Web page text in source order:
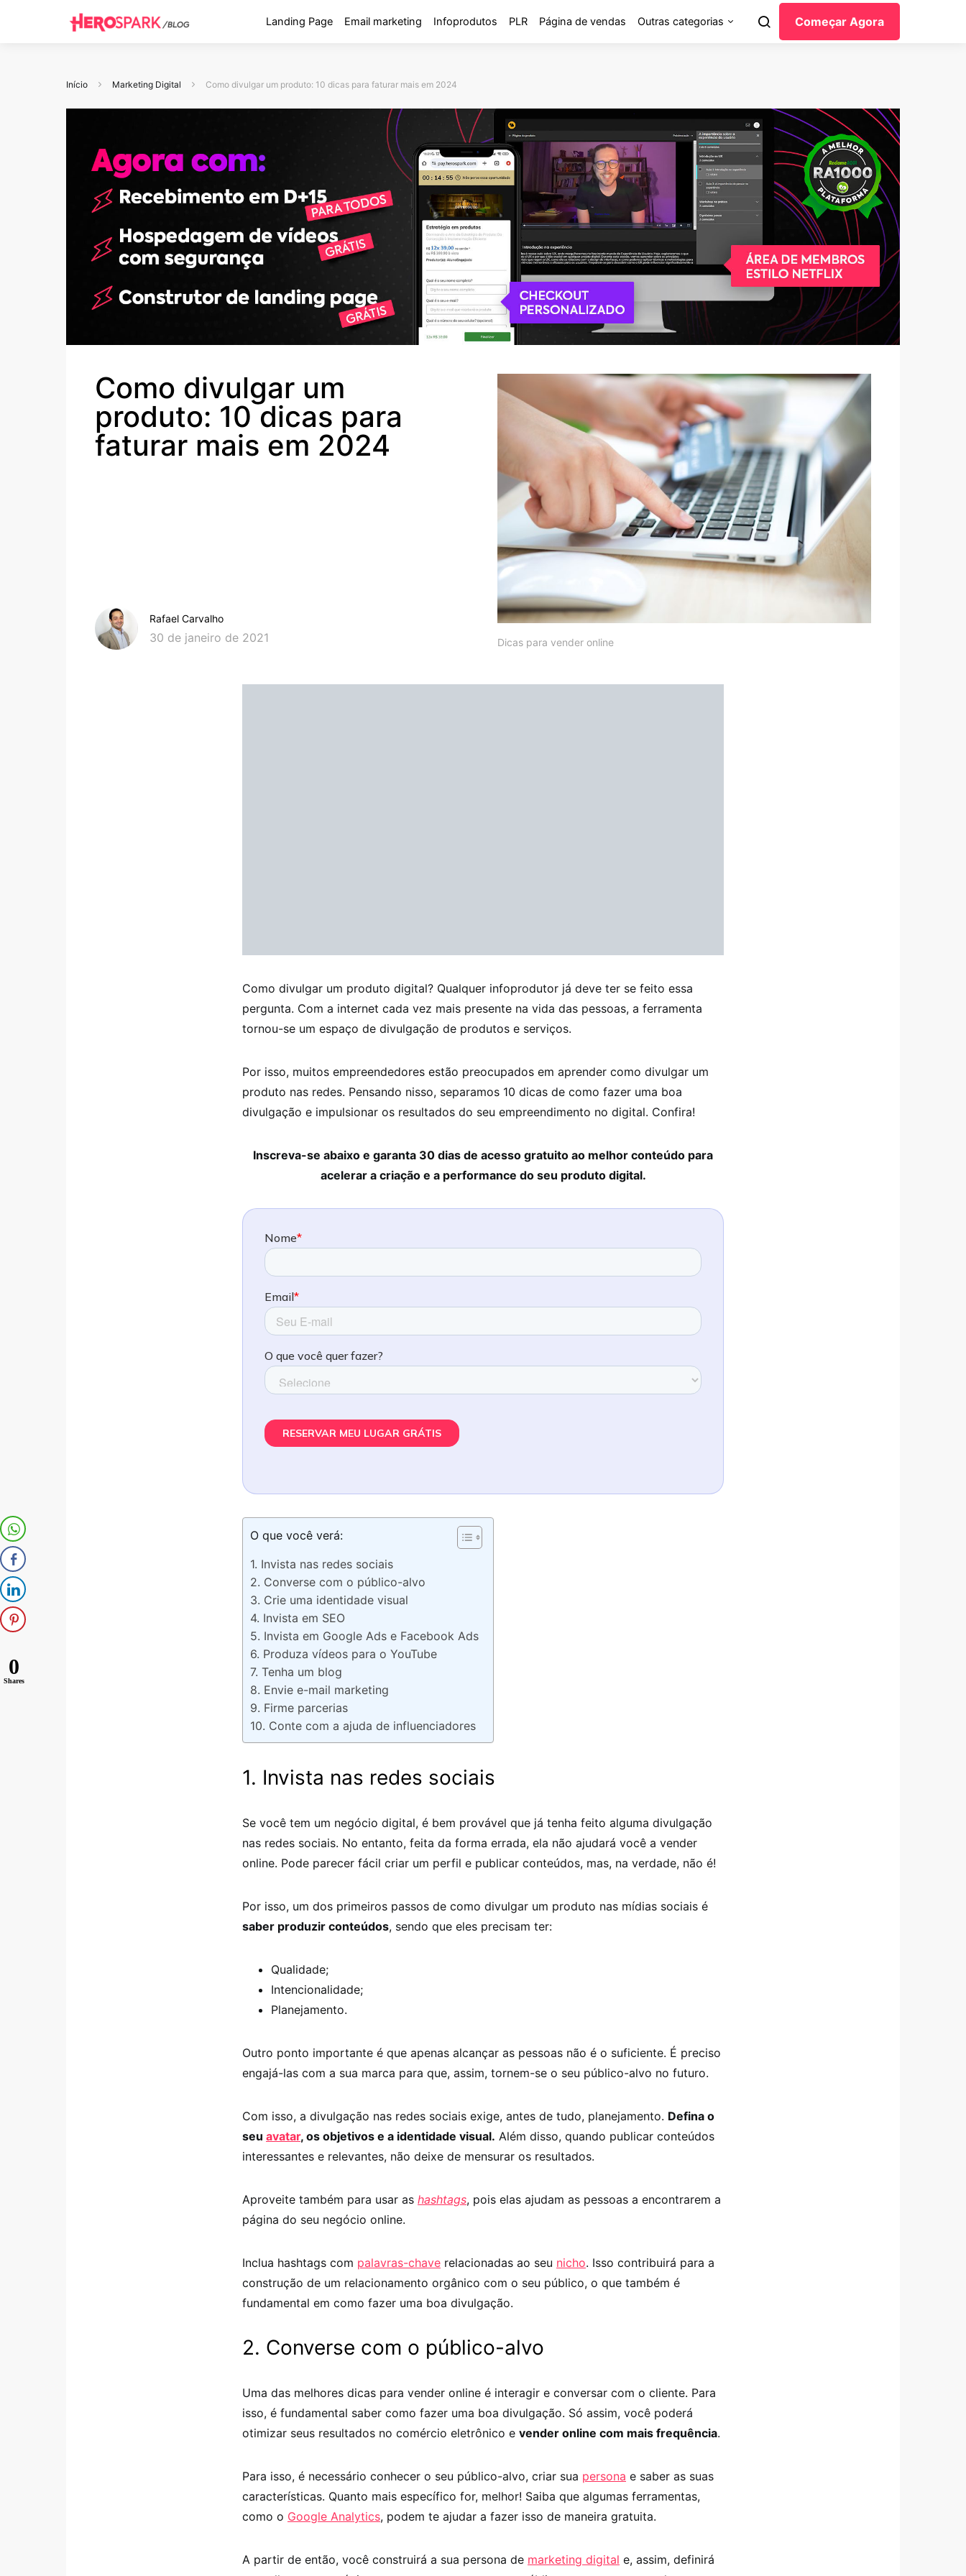
Landing Page Email marketing Infoprodutos PLR Página de vendas Outras categorias Começar Agora
Início Marketing Digital Como divulgar um produto: 10 dicas para faturar mais em 2024
Como divulgar um
produto: 10 dicas para
faturar mais em 2024
Rafael Carvalho
30 de janeiro de 2021 Dicas para vender online
Como divulgar um produto digital? Qualquer infoprodutor já deve ter se feito essa
pergunta. Com a internet cada vez mais presente na vida das pessoas, a ferramenta
tornou-se um espaço de divulgação de produtos e serviços.
Por isso, muitos empreendedores estão preocupados em aprender como divulgar um
produto nas redes. Pensando nisso, separamos 10 dicas de como fazer uma boa
divulgação e impulsionar os resultados do seu empreendimento no digital. Confira!
Inscreva-se abaixo e garanta 30 dias de acesso gratuito ao melhor conteúdo para
acelerar a criação e a performance do seu produto digital.
O que você verá:
1. Invista nas redes sociais
2. Converse com o público-alvo
3. Crie uma identidade visual
4. Invista em SEO
5. Invista em Google Ads e Facebook Ads
6. Produza vídeos para o YouTube
7. Tenha um blog
8. Envie e-mail marketing
9. Firme parcerias
10. Conte com a ajuda de influenciadores
1. Invista nas redes sociais
Se você tem um negócio digital, é bem provável que já tenha feito alguma divulgação
nas redes sociais. No entanto, feita da forma errada, ela não ajudará você a vender
online. Pode parecer fácil criar um perfil e publicar conteúdos, mas, na verdade, não é!
Por isso, um dos primeiros passos de como divulgar um produto nas mídias sociais é
saber produzir conteúdos, sendo que eles precisam ter:
Qualidade;
Intencionalidade;
Planejamento.
Outro ponto importante é que apenas alcançar as pessoas não é o suficiente. É preciso
engajá-las com a sua marca para que, assim, tornem-se o seu público-alvo no futuro.
Com isso, a divulgação nas redes sociais exige, antes de tudo, planejamento. Defina o
seu avatar, os objetivos e a identidade visual. Além disso, quando publicar conteúdos
interessantes e relevantes, não deixe de mensurar os resultados.
Aproveite também para usar as hashtags, pois elas ajudam as pessoas a encontrarem a
página do seu negócio online.
Inclua hashtags com palavras-chave relacionadas ao seu nicho. Isso contribuirá para a
construção de um relacionamento orgânico com o seu público, o que também é
fundamental em como fazer uma boa divulgação.
2. Converse com o público-alvo
Uma das melhores dicas para vender online é interagir e conversar com o cliente. Para
isso, é fundamental saber como fazer uma boa divulgação. Só assim, você poderá
otimizar seus resultados no comércio eletrônico e vender online com mais frequência.
Para isso, é necessário conhecer o seu público-alvo, criar sua persona e saber as suas
características. Quanto mais específico for, melhor! Saiba que algumas ferramentas,
como o Google Analytics, podem te ajudar a fazer isso de maneira gratuita.
A partir de então, você construirá a sua persona de marketing digital e, assim, definirá
0
Shares